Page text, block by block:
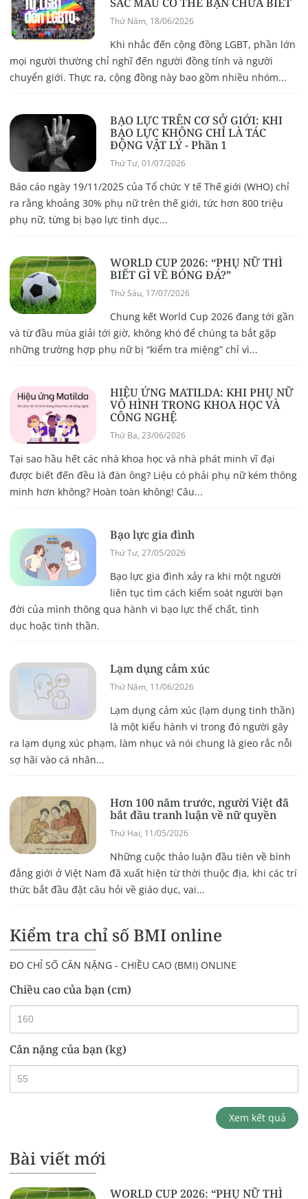
Thứ Năm, 18/06/2026
Khi nhắc đến cộng đồng LGBT, phần lớn
mọi người thường chỉ nghĩ đến người đồng tính và người
chuyển giới. Thực ra, cộng đồng này bao gồm nhiều nhóm...
BẠO LỰC TRÊN CƠ SỞ GIỚI: KHI
BẠO LỰC KHÔNG CHỈ LÀ TÁC
ĐỘNG VẬT LÝ - Phần 1
Thứ Tư, 01/07/2026
Báo cáo ngày 19/11/2025 của Tổ chức Y tế Thế giới (WHO) chỉ
ra rằng khoảng 30% phụ nữ trên thế giới, tức hơn 800 triệu
phụ nữ, từng bị bạo lực tình dục...
WORLD CUP 2026: “PHỤ NỮ THÌ
BIẾT GÌ VỀ BÓNG ĐÁ?”
Thứ Sáu, 17/07/2026
Chung kết World Cup 2026 đang tới gần
và từ đầu mùa giải tới giờ, không khó để chúng ta bắt gặp
những trường hợp phụ nữ bị “kiểm tra miệng” chỉ vì...
HIỆU ỨNG MATILDA: KHI PHỤ NỮ
VÔ HÌNH TRONG KHOA HỌC VÀ
CÔNG NGHỆ
Thứ Ba, 23/06/2026
Tại sao hầu hết các nhà khoa học và nhà phát minh vĩ đại
được biết đến đều là đàn ông? Liệu có phải phụ nữ kém thông
minh hơn không? Hoàn toàn không! Câu...
Bạo lực gia đình
Thứ Tư, 27/05/2026
Bạo lực gia đình xảy ra khi một người
liên tục tìm cách kiểm soát người bạn
đời của mình thông qua hành vi bạo lực thể chất, tình
dục hoặc tinh thần.
Lạm dụng cảm xúc
Thứ Năm, 11/06/2026
Lạm dụng cảm xúc (lạm dụng tinh thần)
là một kiểu hành vi trong đó người gây
ra lạm dụng xúc phạm, làm nhục và nói chung là gieo rắc nỗi
sợ hãi vào cá nhân...
Hơn 100 năm trước, người Việt đã
bắt đầu tranh luận về nữ quyền
Thứ Hai, 11/05/2026
Những cuộc thảo luận đầu tiên về bình
đẳng giới ở Việt Nam đã xuất hiện từ thời thuộc địa, khi các trí
thức bắt đầu đặt câu hỏi về giáo dục, vai...
Kiểm tra chỉ số BMI online
ĐO CHỈ SỐ CÂN NẶNG - CHIỀU CAO (BMI) ONLINE
Chiều cao của bạn (cm)
Cân nặng của bạn (kg)
Xem kết quả
Bài viết mới
WORLD CUP 2026: “PHỤ NỮ THÌ